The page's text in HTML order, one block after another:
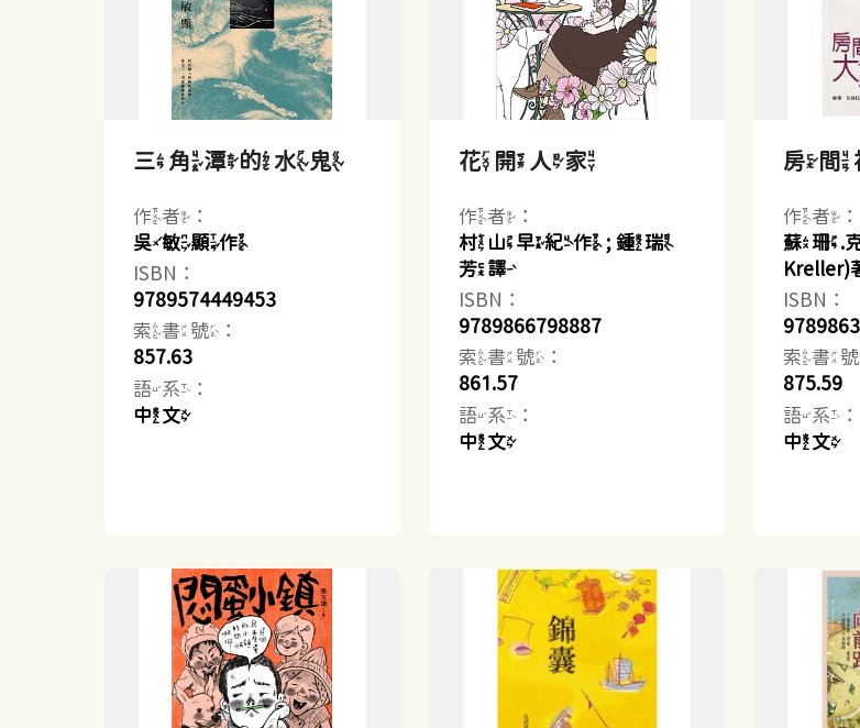
三角潭的水鬼
作者：
吳敏顯作
ISBN：
9789574449453
索書號：
857.63
語系：
中文
花開人家
作者：
村山早紀作 ; 鍾瑞
芳譯
ISBN：
9789866798887
索書號：
861.57
語系：
中文
房間
作者：
蘇珊.
ISBN：
索書
875.59
語系：
中文